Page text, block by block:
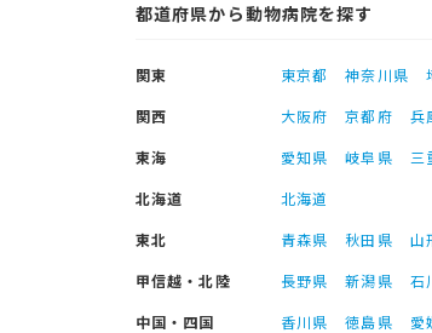
都道府県から動物病院を探す
関東 東京都 神奈川県
関西
大阪府 京都府 兵
東海
愛知県 岐阜県 三
北海道
北海道
東北
青森県 秋田県 山
甲信越・北陸
長野県 新潟県 石
中国・四国
香川県 徳島県 愛